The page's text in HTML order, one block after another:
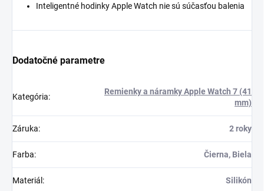
Inteligentné hodinky Apple Watch nie sú súčasťou balenia
Dodatočné parametre
Kategória:
Remienky a náramky Apple Watch 7 (41
mm)
Záruka: 2 roky
Farba: Čierna, Biela
Materiál : Silikón